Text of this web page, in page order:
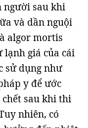
người sau khi
và dần nguội
algor mortis
lạnh giá của cái
sử dụng như
y để ước
sau khi thi
nhiên, có